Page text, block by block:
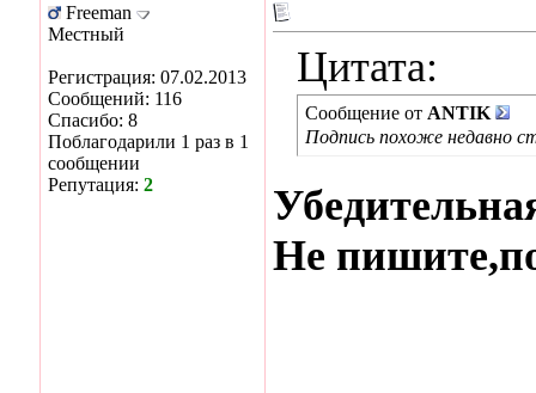
Freeman
Местный
Регистрация: 07.02.2013
Сообщений: 116
Спасибо: 8
Поблагодарили 1 раз в 1
сообщении
Репутация: 2
Цитата:
Сообщение от ANTIK
Подпись похоже недавно
Не